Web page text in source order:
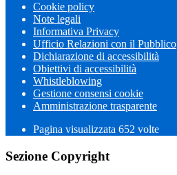
Cookie policy
Note legali
Informativa Privacy
Ufficio Relazioni con il Pubblico
Dichiarazione di accessibilità
Obiettivi di accessibilità
Whistleblowing
Gestione consensi cookie
Amministrazione trasparente
Pagina visualizzata 652 volte
Sezione Copyright